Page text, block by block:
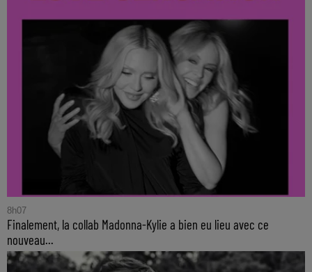
8h07
Finalement, la collab Madonna-Kylie a bien eu lieu avec ce
nouveau...